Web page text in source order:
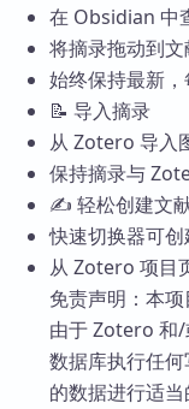
在 Obsidian 中
将摘录拖动到文
始终保持最新
📝 导入摘录
从 Zotero 导入
保持摘录与
✍️ 轻松创建文
快速切换器可
从 Zotero 项目
免责声明：本
由于 Zotero 和
数据库执行任
的数据进行适当